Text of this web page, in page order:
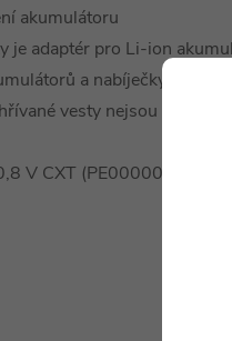
akumulátoru
je adaptér pro Li-ion
a nabíječky
vesty nejsou vhodné
V CXT (PE00000037)